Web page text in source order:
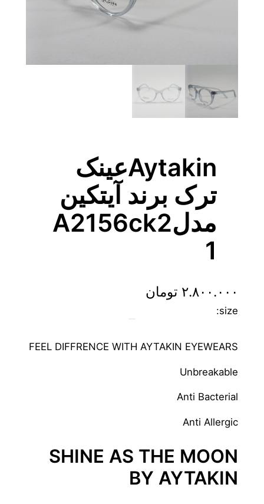
Aytakinعینک
ترک برند آیتکین
مدلA2156ck2
1
۲.۸۰۰.۰۰۰ تومان
size:
FEEL DIFFRENCE WITH AYTAKIN EYEWEARS
Unbreakable
Anti Bacterial
Anti Allergic
SHINE AS THE MOON
BY AYTAKIN